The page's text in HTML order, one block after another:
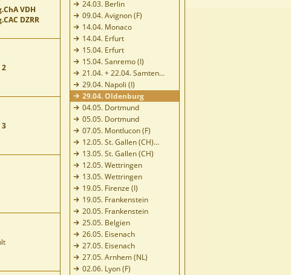
24.03. Berlin
09.04. Avignon (F)
14.04. Monaco
14.04. Erfurt
15.04. Erfurt
15.04. Sanremo (I)
21.04. + 22.04. Samten...
29.04. Napoli (I)
29.04. Oldenburg
04.05. Dortmund
05.05. Dortmund
07.05. Montlucon (F)
12.05. St. Gallen (CH)...
13.05. St. Gallen (CH)
12.05. Wettringen
13.05. Wettringen
19.05. Firenze (I)
19.05. Frankenstein
20.05. Frankenstein
25.05. Belgien
26.05. Eisenach
27.05. Eisenach
27.05. Arnhem (NL)
02.06. Lyon (F)
VDH
DZRR
2
3